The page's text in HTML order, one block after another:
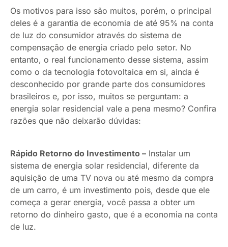
Os motivos para isso são muitos, porém, o principal
deles é a garantia de economia de até 95% na conta
de luz do consumidor através do sistema de
compensação de energia criado pelo setor. No
entanto, o real funcionamento desse sistema, assim
como o da tecnologia fotovoltaica em si, ainda é
desconhecido por grande parte dos consumidores
brasileiros e, por isso, muitos se perguntam: a
energia solar residencial vale a pena mesmo? Confira
razões que não deixarão dúvidas:
Rápido Retorno do Investimento – Instalar um
sistema de energia solar residencial, diferente da
aquisição de uma TV nova ou até mesmo da compra
de um carro, é um investimento pois, desde que ele
começa a gerar energia, você passa a obter um
retorno do dinheiro gasto, que é a economia na conta
de luz.